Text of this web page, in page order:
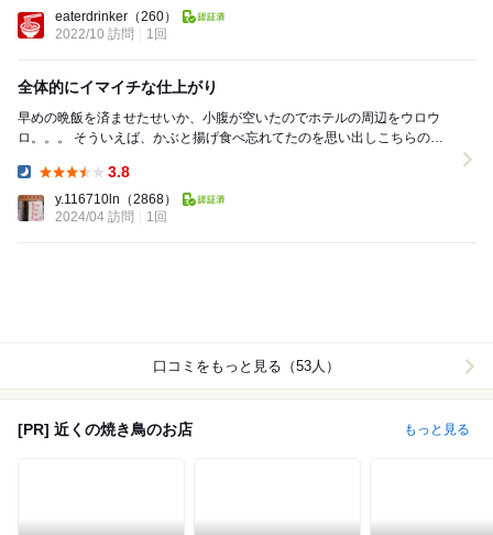
eaterdrinker （260）
2022/10 訪問
1回
全体的にイマイチな仕上がり
早めの晩飯を済ませたせいか、小腹が空いたのでホテルの周辺をウロウ
ロ。。。 そういえば、かぶと揚げ食べ忘れてたのを思い出しこちらのお
3.8
y.116710ln （2868）
2024/04 訪問
1回
口コミをもっと見る（53人）
[PR] 近くの焼き鳥のお店 もっと見る